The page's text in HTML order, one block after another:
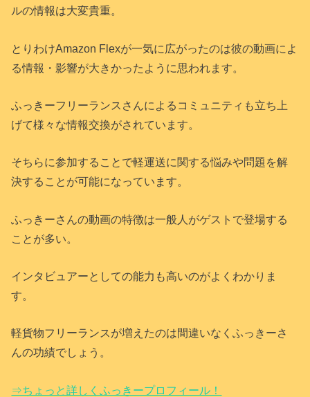
ルの情報は大変貴重。
とりわけAmazon Flexが一気に広がったのは彼の動画によ
る情報・影響が大きかったように思われます。
ふっきーフリーランスさんによるコミュニティも立ち上
げて様々な情報交換がされています。
そちらに参加することで軽運送に関する悩みや問題を解
決することが可能になっています。
ふっきーさんの動画の特徴は一般人がゲストで登場する
ことが多い。
インタビュアーとしての能力も高いのがよくわかりま
す。
軽貨物フリーランスが増えたのは間違いなくふっきーさ
んの功績でしょう。
⇒ちょっと詳しくふっきープロフィール！